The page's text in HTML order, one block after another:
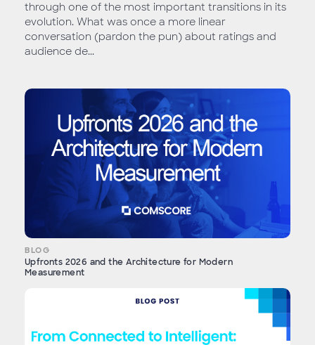
through one of the most important transitions in its
evolution. What was once a more linear
conversation (pardon the pun) about ratings and
audience de...
BLOG
Upfronts 2026 and the Architecture for Modern
Measurement